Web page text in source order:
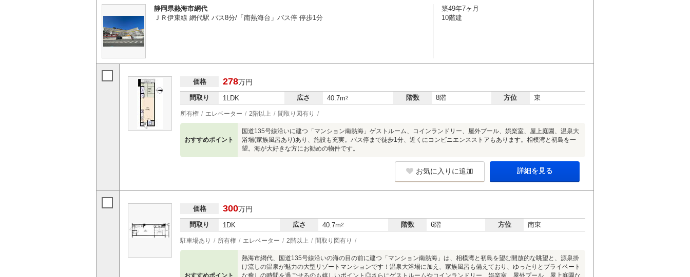
静岡県熱海市網代
ＪＲ伊東線 網代駅 バス8分/「南熱海台」バス停 停歩1分
築49年7ヶ月
10階建
価格 278万円
間取り 1LDK 広さ 40.7m2 階数 8階 方位 東
所有権 エレベーター 2階以上 間取り図有り
おすすめポイント
国道135号線沿いに建つ「マンション南熱海」ゲストルーム、コインランドリー、屋外プール、娯楽室、屋上庭園、温泉大
浴場(家族風呂あり)あり、施設も充実。バス停まで徒歩1分、近くにコンビニエンスストアもあります。相模湾と初島を一
望。海が大好きな方にお勧めの物件です。
お気に入りに追加 詳細を見る
価格 300万円
間取り 1DK 広さ 40.7m2 階数 6階 方位 南東
駐車場あり 所有権 エレベーター 2階以上 間取り図有り
おすすめポイント
熱海市網代、国道135号線沿いの海の目の前に建つ「マンション南熱海」は、相模湾と初島を望む開放的な眺望と、源泉掛
け流しの温泉が魅力の大型リゾートマンションです！温泉大浴場に加え、家族風呂も備えており、ゆったりとプライベート
な癒しの時間を過ごせるのも嬉しいポイント◎さらにゲストルームやコインランドリー、娯楽室、屋外プール、屋上庭園な